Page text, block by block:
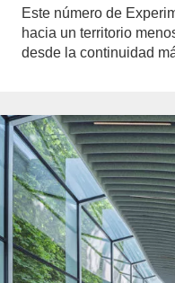
Este número de
hacia un territorio
desde la continuidad